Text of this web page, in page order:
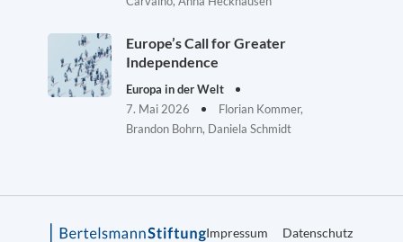
Europe’s Call for Greater
Independence
Europa in der Welt
7. Mai 2026
Florian Kommer,
Brandon Bohrn, Daniela Schmidt
Impressum Datenschutz